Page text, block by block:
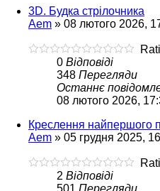
3D. Будка стрілочника
Aem » 08 лютого 2026,
0 Відповіді
348 Перегляди
Останнє
08 лютого 2026,
Креслення найпершого
Aem » 05 грудня 2025,
2 Відповіді
501 Перегляди